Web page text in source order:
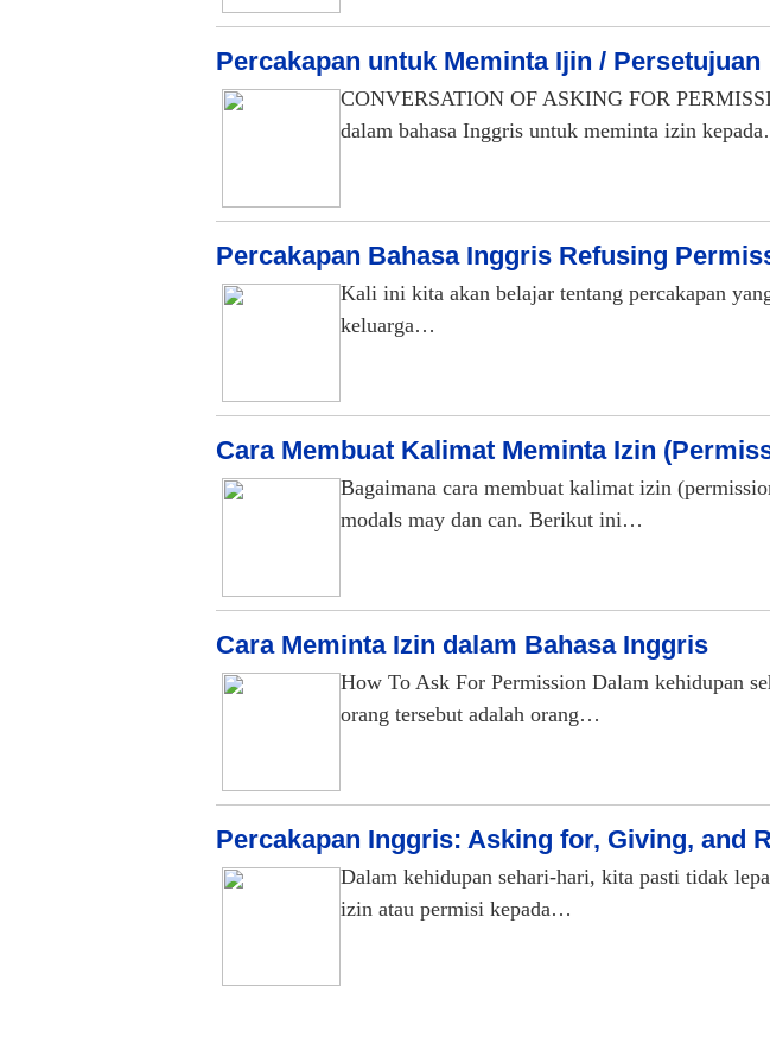
Percakapan untuk Meminta Ijin / Persetujuan
CONVERSATION OF ASKING FOR
dalam bahasa Inggris untuk meminta izin
Percakapan Bahasa Inggris Refusing
Kali ini kita akan belajar tentang percakapan
keluarga…
Cara Membuat Kalimat Meminta Izin
Bagaimana cara membuat kalimat izin
modals may dan can. Berikut ini…
Cara Meminta Izin dalam Bahasa Inggris
How To Ask For Permission Dalam kehidupan
orang tersebut adalah orang…
Percakapan Inggris: Asking for, Giving, and
Dalam kehidupan sehari-hari, kita pasti tidak
izin atau permisi kepada…